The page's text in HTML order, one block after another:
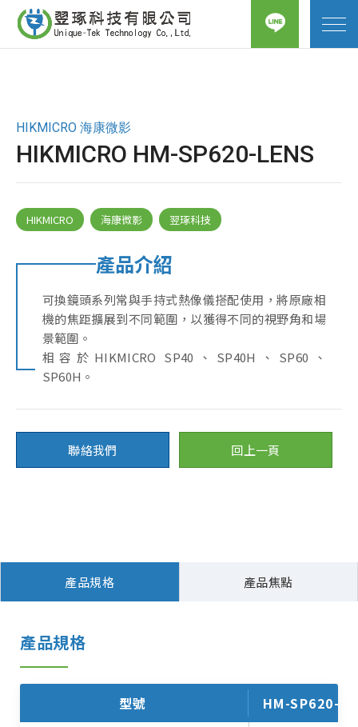
HIKMICRO 海康微影
HIKMICRO HM-SP620-LENS
HIKMICRO 海康微影 翌琢科技
產品介紹
可換鏡頭系列常與手持式熱像儀搭配使用，將原廠相
機的焦距擴展到不同範圍，以獲得不同的視野角和場
景範圍。
相容於HIKMICRO SP40、SP40H、SP60、
SP60H。
聯絡我們 回上一頁
產品規格 產品焦點
產品規格
型號 HM-SP620-
產品與服務
聯絡我們
Copyright ©翌琢科技有限公司